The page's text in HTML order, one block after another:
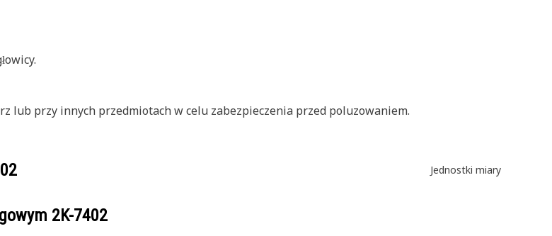
lub przy innych przedmiotach w celu zabezpieczenia przed poluzowaniem.
Jednostki miary
2K-7402